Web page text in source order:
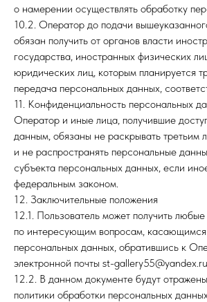
о намерении осуществлять обработку
10.2. Оператор до подачи
обязан получить от органов власти
государства, иностранных физических
юридических лиц, которым планируется
передача персональных данных,
11. Конфиденциальность персональных
Оператор и иные лица, получившие
данным, обязаны не раскрывать третьим
и не распространять персональные
субъекта персональных данных, если
федеральным законом.
12. Заключительные положения
12.1. Пользователь может получить
по интересующим вопросам, касающимся
персональных данных, обратившись к
электронной почты st-
12.2. В данном документе будут
политики обработки персональных